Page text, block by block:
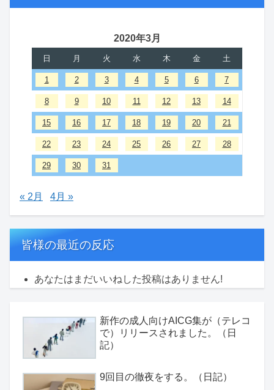
2020年3月
日 月 火 水 木 金 土
1 2 3 4 5 6 7
8 9 10 11 12 13 14
15 16 17 18 19 20 21
22 23 24 25 26 27 28
29 30 31
« 2月 4月 »
皆様の最近の反応
あなたはまだいいねした投稿はありません!
新作の成人向けAICG集が（テレコ
で）リリースされました。（日
記）
9回目の徹夜をする。（日記）